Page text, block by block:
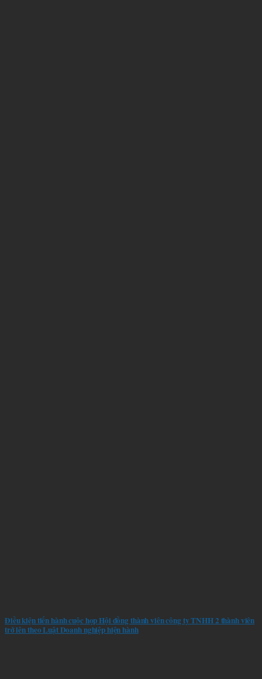
Điều kiện tiến hành cuộc họp Hội đồng thành viên công ty TNHH 2 thành viên
trở lên theo Luật Doanh nghiệp hiện hành